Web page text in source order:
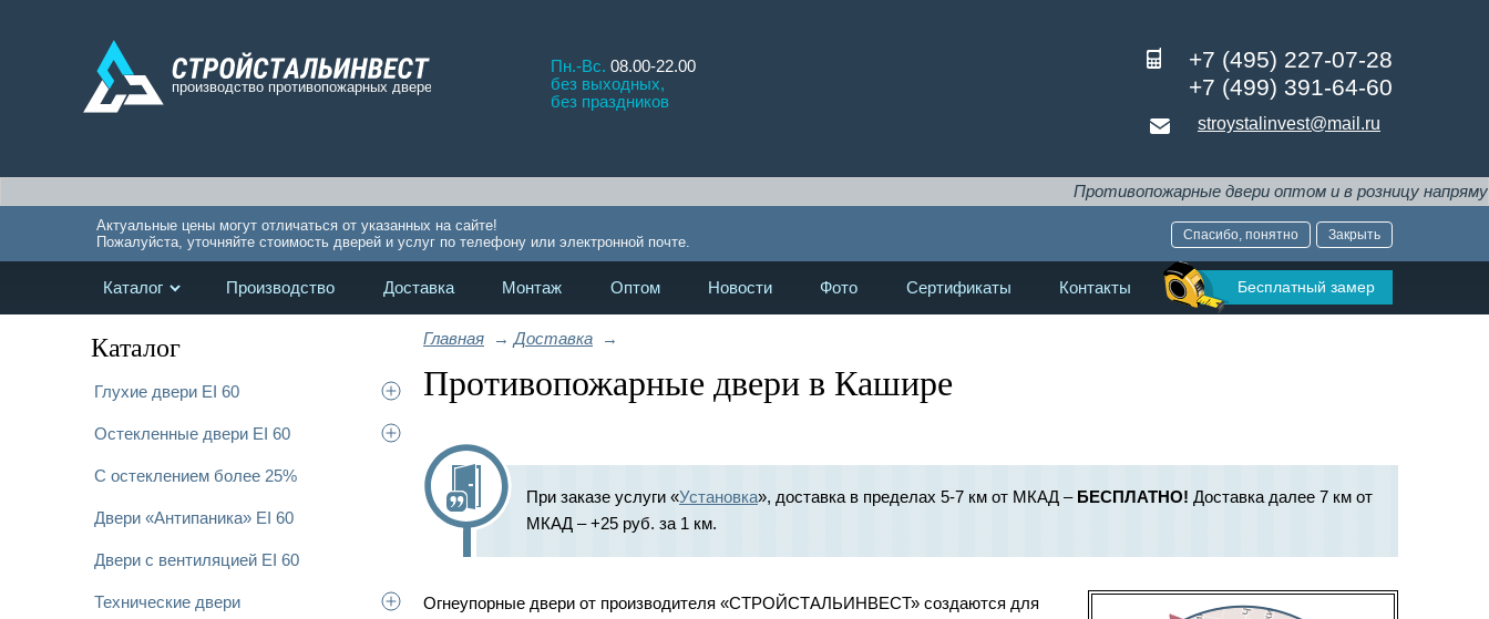
Пн.-Вс. 08.00-22.00
без выходных,
без праздников
+7 (495) 227-07-28
+7 (499) 391-64-60
stroystalinvest@mail.ru
Противопожарные двери оптом и в розницу напрямую от
Актуальные цены могут отличаться от указанных на сайте!
Пожалуйста, уточняйте стоимость дверей и услуг по телефону или электронной почте.
Спасибо, понятно Закрыть
Каталог Производство Доставка Монтаж Оптом Новости Фото Сертификаты Контакты Бесплатный замер
Каталог
Глухие двери EI 60
Остекленные двери EI 60
С остеклением более 25%
Двери «Антипаника» EI 60
Двери с вентиляцией EI 60
Технические двери
Главная → Доставка →
Противопожарные двери в Кашире
При заказе услуги «Установка», доставка в пределах 5-7 км от МКАД – БЕСПЛАТНО! Доставка далее 7 км от
МКАД – +25 руб. за 1 км.
Огнеупорные двери от производителя «СТРОЙСТАЛЬИНВЕСТ» создаются для